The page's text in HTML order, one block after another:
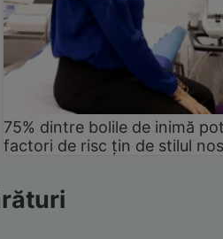
75% dintre bolile de inimă
factori de risc țin de stilul